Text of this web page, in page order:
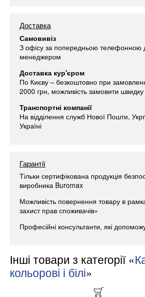
Доставка
Самовивіз
З офісу за попередньою телефонною
менеджером
Доставка кур'єром
По Києву – безкоштовно при
2000 грн, можливість замовити швидку
Транспортні компанії
На відділення служб Нової Пошти,
Україні
Гарантії
Тільки сертифікована продукція
виробника Buromax
Можливість повернення товару в
захист прав споживачів»
Професійні консультанти, які
Інші товари з категорії «
кольорові і білі»